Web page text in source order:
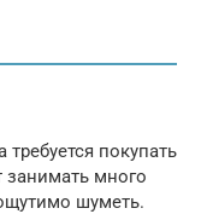
покупать
много
шуметь.